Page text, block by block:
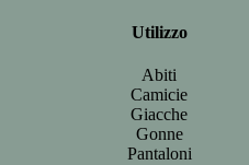
Utilizzo
Abiti
Camicie
Giacche
Gonne
Pantaloni